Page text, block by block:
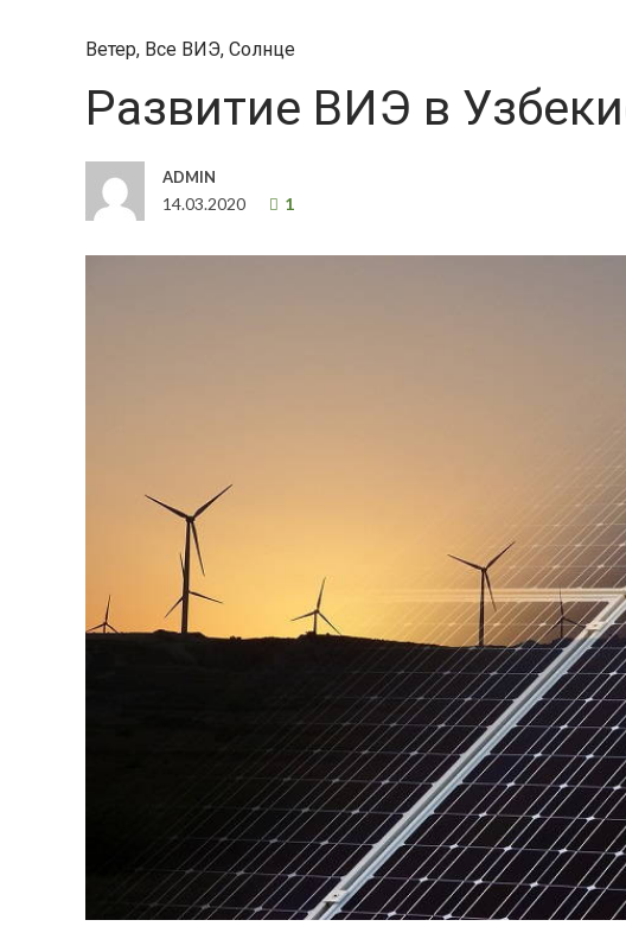
Ветер, Все ВИЭ, Солнце
Развитие ВИЭ в
ADMIN
14.03.2020 1